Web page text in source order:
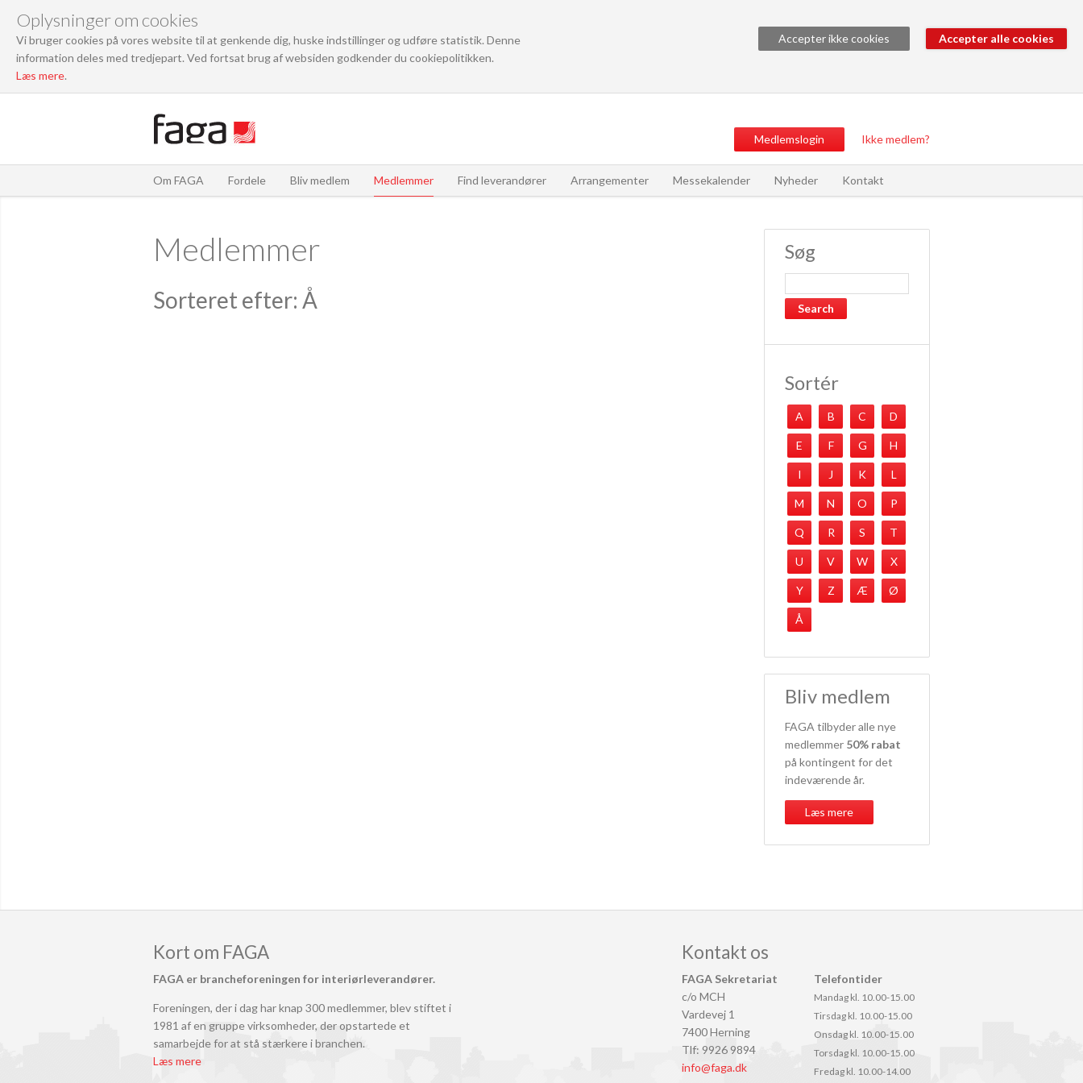
Oplysninger om cookies
Vi bruger cookies på vores website til at genkende dig, huske indstillinger og udføre statistik. Denne
information deles med tredjepart. Ved fortsat brug af websiden godkender du cookiepolitikken.
Læs mere.
Accepter ikke cookies
Medlemslogin Ikke medlem?
Om FAGA Fordele Bliv medlem Medlemmer Find leverandører Arrangementer Messekalender Nyheder Kontakt
Medlemmer
Sorteret efter: Å
Søg
Sortér
A B C D
E F G H
I J K L
M N O P
Q R S T
U V W X
Y Z Æ Ø
Å
Bliv medlem
FAGA tilbyder alle nye
medlemmer 50% rabat
på kontingent for det
indeværende år.
Læs mere
Kort om FAGA
FAGA er brancheforeningen for interiørleverandører.
Foreningen, der i dag har knap 300 medlemmer, blev stiftet i
1981 af en gruppe virksomheder, der opstartede et
samarbejde for at stå stærkere i branchen.
Læs mere
Kontakt os
FAGA Sekretariat
c/o MCH
Vardevej 1
7400 Herning
Tlf: 9926 9894
info@faga.dk
Telefontider
Mandag kl. 10.00-15.00
Tirsdag kl. 10.00-15.00
Onsdag kl. 10.00-15.00
Torsdag kl. 10.00-15.00
Fredag kl. 10.00-14.00